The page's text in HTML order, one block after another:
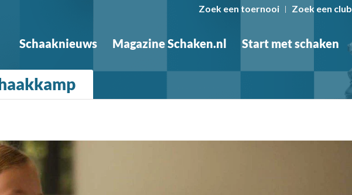
Zoek een toernooi Zoek een club
Schaaknieuws Magazine Schaken.nl Start met schaken